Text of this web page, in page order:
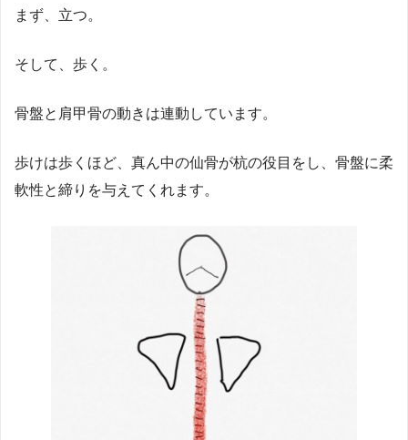
まず、立つ。
そして、歩く。
骨盤と肩甲骨の動きは連動しています。
歩けは歩くほど、真ん中の仙骨が杭の役目をし、骨盤に柔
軟性と締りを与えてくれます。